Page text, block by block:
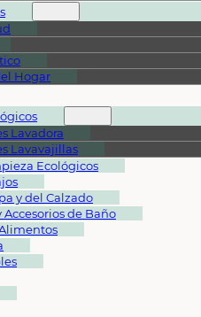
Hogar
Lavadora
Lavavajillas
Ecológicos
y del Calzado
de Baño